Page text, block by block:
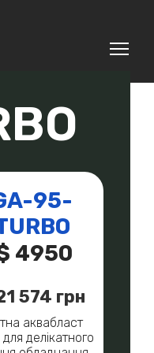
95-
4950
аквабласт
делікатного
574 грн